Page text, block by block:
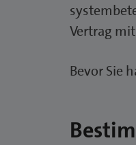
Vertrag
Bevor Sie